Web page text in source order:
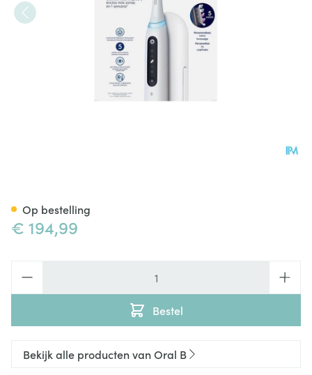
€ 194,99
Bestel
Op bestelling
Bekijk alle producten van Oral B